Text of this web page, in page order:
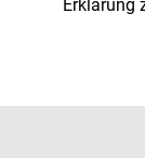
Erklärung